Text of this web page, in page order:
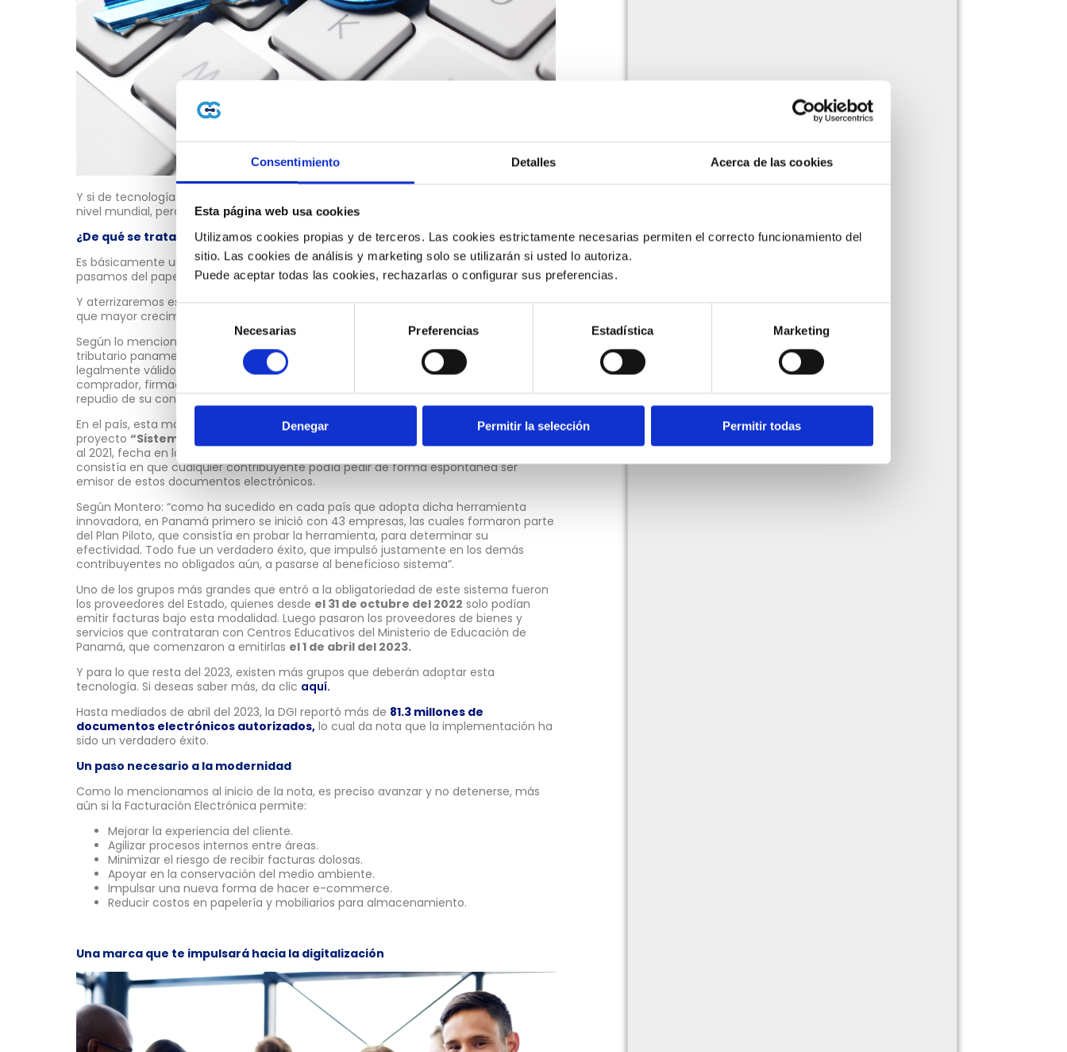
Consentimiento Detalles Acerca de las cookies
Esta página web usa cookies
Utilizamos cookies propias y de terceros. Las cookies estrictamente necesarias permiten el correcto funcionamiento del
sitio. Las cookies de análisis y marketing solo se utilizarán si usted lo autoriza.
Puede aceptar todas las cookies, rechazarlas o configurar sus preferencias.
Selección
consentimiento
Necesarias Preferencias Estadística Marketing
Denegar Permitir la selección Permitir todas
Y si de tecnologías hablamos, una de las que mayor crecimiento viene teniendo a
nivel mundial, pero sobre todo en Latinoamérica, es la Factura Electrónica.
¿De qué se trata?
Es básicamente una modalidad que reemplaza a la factura manual, es decir,
pasamos del papel a la virtualidad.
Y aterrizaremos específicamente ahora en Panamá, uno de los países de la región
que mayor crecimiento ha tenido tanto en su difusión como en la implementación.
Según lo menciona la misma
tributario panameño: “la Factura Electrónica es un documento fiscal digital
legalmente válido, que respalda las operaciones comerciales entre vendedor y
comprador, firmado electrónicamente, lo cual le brinda autenticidad, integridad y no
repudio de su contenido”.
En el país, esta modalidad dio sus primeros pasos allá por el año 2016, con el inicio del
proyecto “Sistema de Factura Electrónica de Panamá (SFEP)”,
al 2021, fecha en la que comenzó una etapa de
consistía en que cualquier contribuyente podía pedir de forma espontánea ser
emisor de estos documentos electrónicos.
Según Montero: “como ha sucedido en cada país que adopta dicha herramienta
innovadora, en Panamá primero se inició con 43 empresas, las cuales formaron parte
del Plan Piloto, que consistía en probar la herramienta, para determinar su
efectividad. Todo fue un verdadero éxito, que impulsó justamente en los demás
contribuyentes no obligados aún, a pasarse al beneficioso sistema”.
Uno de los grupos más grandes que entró a la obligatoriedad de este sistema fueron
los proveedores del Estado, quienes desde el 31 de octubre del 2022 solo podían
emitir facturas bajo esta modalidad. Luego pasaron los proveedores de bienes y
servicios que contrataran con Centros Educativos del Ministerio de Educación de
Panamá, que comenzaron a emitirlas el 1 de abril del 2023.
Y para lo que resta del 2023, existen más grupos que deberán adoptar esta
tecnología. Si deseas saber más, da clic aquí.
Hasta mediados de abril del 2023, la DGI reportó más de 81.3 millones de
documentos electrónicos autorizados, lo cual da nota que la implementación ha
sido un verdadero éxito.
Un paso necesario a la modernidad
Como lo mencionamos al inicio de la nota, es preciso avanzar y no detenerse, más
aún si la Facturación Electrónica permite:
Mejorar la experiencia del cliente.
Agilizar procesos internos entre áreas.
Minimizar el riesgo de recibir facturas dolosas.
Apoyar en la conservación del medio ambiente.
Impulsar una nueva forma de hacer e-commerce.
Reducir costos en papelería y mobiliarios para almacenamiento.
Una marca que te impulsará hacia la digitalización